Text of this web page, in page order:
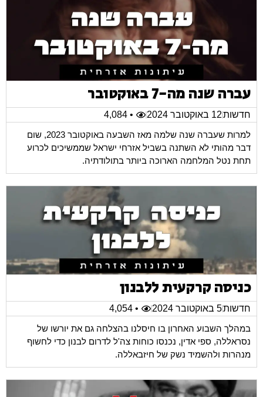
עברה שנה מה-7 באוקטובר
חדשות12 באוקטובר 2024
• 4,084
למרות שעברה שנה שלמה מאז השבעה באוקטובר 2023, שום
דבר מהותי לא השתנה בשביל אזרחי ישראל שממשיכים לכרוע
תחת נטל המלחמה הארוכה ביותר בתולודתיה.
כניסה קרקעית ללבנון
חדשות5 באוקטובר 2024
• 4,054
במהלך השבוע האחרון בו חיסלנו בהצלחה גם את יורשו של
נסראללה, ספי אדין, נכנסו כוחות צה'ל לדרום לבנון כדי לחשוף
מנהרות ולהשמיד נשק של חיזבאללה.